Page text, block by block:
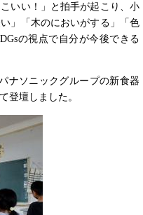
いい！」と拍手が起こり、小
」「木のにおいがする」「色
の視点で自分が今後できる
ナソニックグループの新食器
登壇しました。